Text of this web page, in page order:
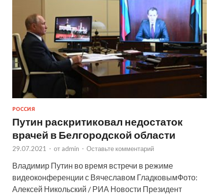
РОССИЯ
Путин раскритиковал недостаток
врачей в Белгородской области
29.07.2021 - от admin - Оставьте комментарий
Владимир Путин во время встречи в режиме
видеоконференции с Вячеславом ГладковымФото:
Алексей Никольский / РИА Новости Президент